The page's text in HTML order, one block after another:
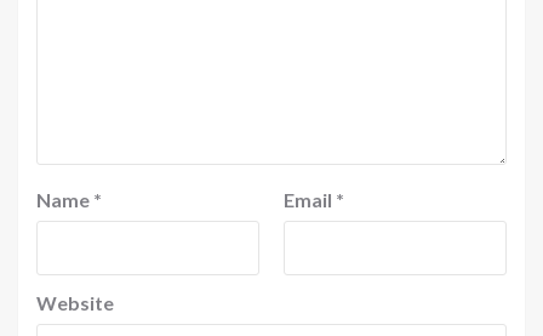
Name * Email *
Website